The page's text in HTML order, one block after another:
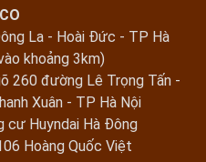
La - Hoài Đức - TP Hà
khoảng 3km)
260 đường Lê Trọng Tấn -
Xuân - TP Hà Nội
cư Huyndai Hà Đông
Hoàng Quốc Việt